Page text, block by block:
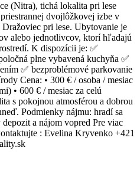
(Nitra), tichá lokalita pri lese
dvojlôžkovej izbe v
pri lese. Ubytovanie je
alebo jednotlivcov, ktorí hľadajú
K dispozícii je: ✅
plne vybavená kuchyňa ✅
✅ bezproblémové parkovanie
Cena: •⁠ ⁠300 € / osoba / mesiac
•⁠ ⁠600 € / mesiac za celú
s pokojnou atmosférou a dobrou
Podmienky nájmu: hradí sa
a nájom vopred Pre viac
: Evelina Kryvenko +421